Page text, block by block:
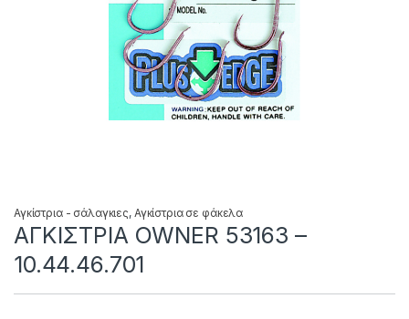
Αγκίστρια - σάλαγκιες, Αγκίστρια σε φάκελα
ΑΓΚΙΣΤΡΙΑ OWNER 53163 –
10.44.46.701